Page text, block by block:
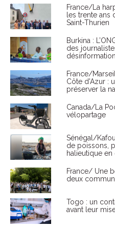
France/La
les trente ans
Saint-Thurien
Burkina :
des
désinformation
France/
Côte d'Azur :
préserver la
Canada/La
vélopartage
Sénégal/
de poissons,
halieutique
France/ Une
deux
Togo : un
avant leur